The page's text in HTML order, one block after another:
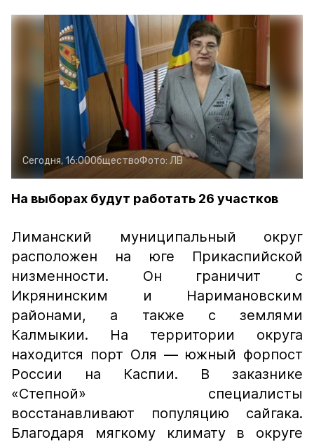
Сегодня, 16:00ОбществоФото: ЛВ
На выборах будут работать 26 участков
Лиманский муниципальный округ
расположен на юге Прикаспийской
низменности. Он граничит с
Икрянинским и Наримановским
районами, а также с землями
Калмыкии. На территории округа
находится порт Оля — южный форпост
России на Каспии. В заказнике
«Степной» специалисты
восстанавливают популяцию сайгака.
Благодаря мягкому климату в округе